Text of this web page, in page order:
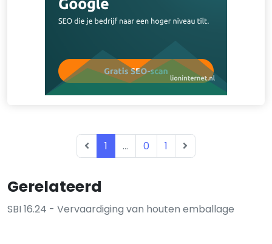
Gerelateerd
SBI 16.24 - Vervaardiging van houten emballage
1 ... 0 1